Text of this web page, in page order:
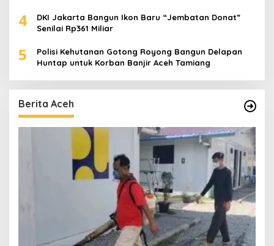
4
DKI Jakarta Bangun Ikon Baru “Jembatan Donat”
Senilai Rp361 Miliar
5
Polisi Kehutanan Gotong Royong Bangun Delapan
Huntap untuk Korban Banjir Aceh Tamiang
Berita Aceh